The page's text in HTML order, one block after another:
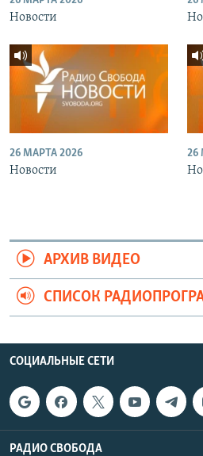
Новости
26 МАРТА 2026
Новости
26
АРХИВ ВИДЕО
СПИСОК
СОЦИАЛЬНЫЕ СЕТИ
РАДИО СВОБОДА